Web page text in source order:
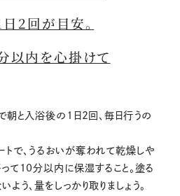
2回が目安。
以内を心掛けて
朝と入浴後の1日2回、毎日行うの
で、うるおいが奪われて乾燥しや
て10分以内に保湿すること。塗る
う、量をしっかり取りましょう。